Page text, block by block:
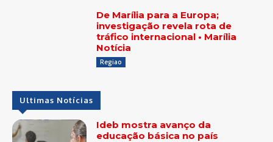
De Marília para a Europa;
investigação revela rota de
tráfico internacional • Marília
Notícia
Regiao
Ultimas Notícias
Ideb mostra avanço da
educação básica no país